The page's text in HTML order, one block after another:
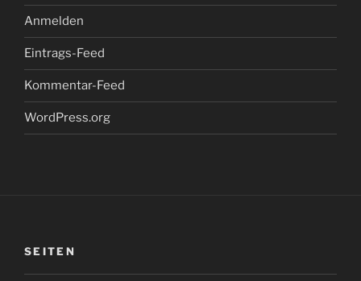
Anmelden
Eintrags-Feed
Kommentar-Feed
WordPress.org
SEITEN